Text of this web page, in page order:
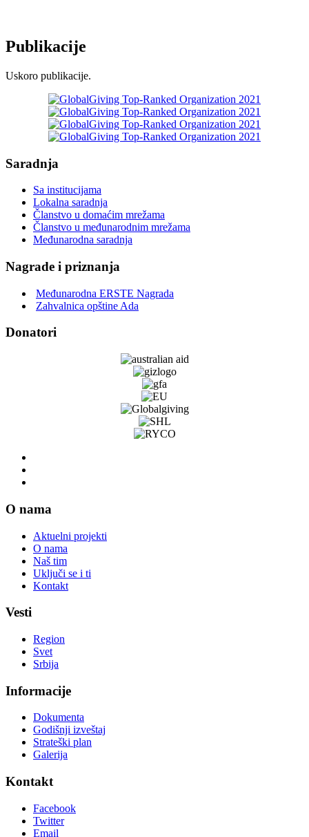
Publikacije
Uskoro publikacije.
Saradnja
Sa institucijama
Lokalna saradnja
Članstvo u domaćim mrežama
Članstvo u međunarodnim mrežama
Međunarodna saradnja
Nagrade i priznanja
Međunarodna ERSTE Nagrada
Zahvalnica opštine Ada
Donatori
O nama
Aktuelni projekti
O nama
Naš tim
Uključi se i ti
Kontakt
Vesti
Region
Svet
Srbija
Informacije
Dokumenta
Godišnji izveštaj
Strateški plan
Galerija
Kontakt
Facebook
Twitter
Email